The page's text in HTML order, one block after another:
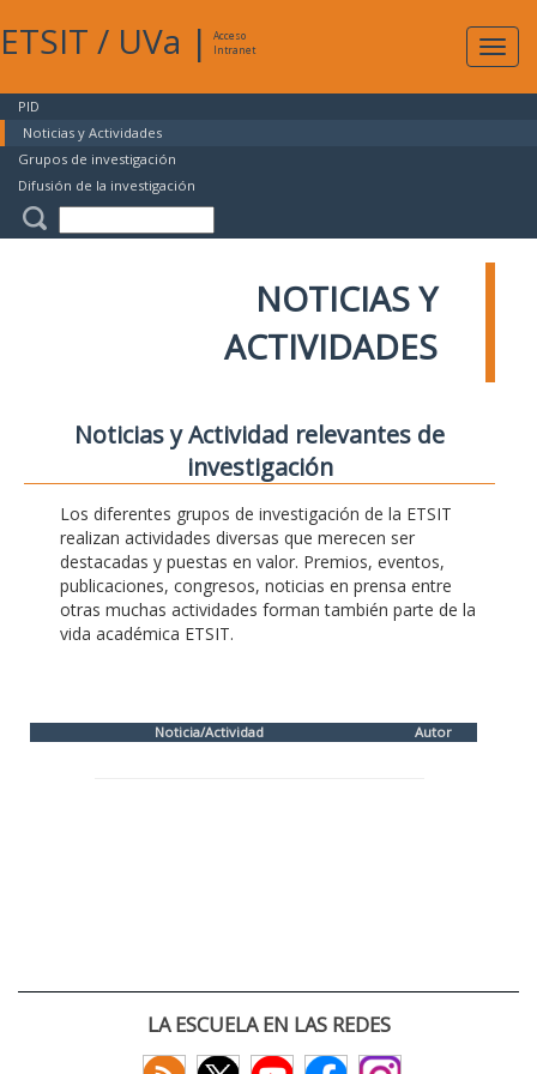
ETSIT / UVa |
Acceso
Intranet
PID
Noticias y Actividades
Grupos de investigación
Difusión de la investigación
NOTICIAS Y
ACTIVIDADES
Noticias y Actividad relevantes de
investigación
Los diferentes grupos de investigación de la ETSIT
realizan actividades diversas que merecen ser
destacadas y puestas en valor. Premios, eventos,
publicaciones, congresos, noticias en prensa entre
otras muchas actividades forman también parte de la
vida académica ETSIT.
Noticia/Actividad Autor
LA ESCUELA EN LAS REDES